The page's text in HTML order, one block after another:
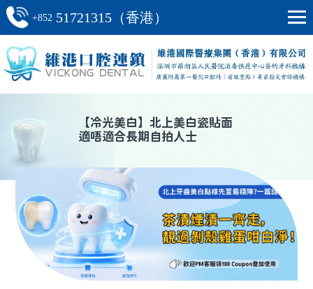
+852 51721315（香港）
【冷光美白】 北上美白瓷貼面
適唔適合長期自拍人士